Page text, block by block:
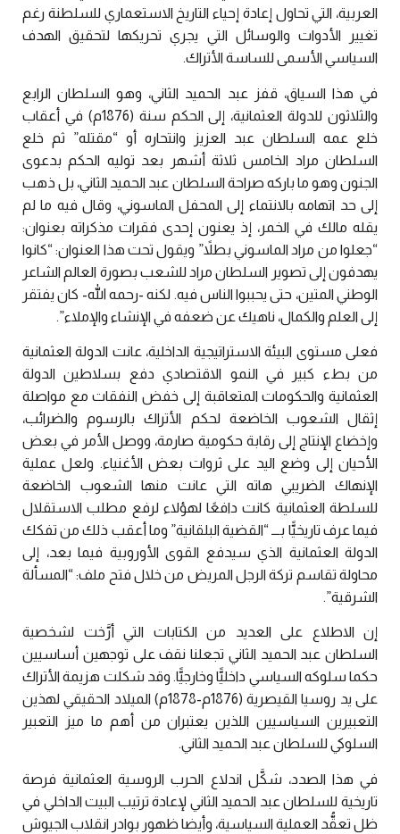
العربية، التي تحاول إعادة إحياء التاريخ الاستعماري للسلطنة رغم
تغيير الأدوات والوسائل التي يجري تحريكها لتحقيق الهدف
السياسي الأسمى للساسة الأتراك.
في هذا السياق، قفز عبد الحميد الثاني، وهو السلطان الرابع
والثلاثون للدولة العثمانية، إلى الحكم سنة (1876م) في أعقاب
خلع عمه السلطان عبد العزيز وانتحاره أو “مقتله” ثم خلع
السلطان مراد الخامس ثلاثة أشهر بعد توليه الحكم بدعوى
الجنون وهو ما باركه صراحة السلطان عبد الحميد الثاني، بل ذهب
إلى حد اتهامه بالانتماء إلى المحفل الماسوني، وقال فيه ما لم
يقله مالك في الخمر، إذ يعنون إحدى فقرات مذكراته بعنوان:
“جعلوا من مراد الماسوني بطلاً” ويقول تحت هذا العنوان: “كانوا
يهدفون إلى تصوير السلطان مراد للشعب بصورة العالم الشاعر
الوطني المتين، حتى يحببوا الناس فيه. لكنه -رحمه الله- كان يفتقر
إلى العلم والكمال، ناهيك عن ضعفه في الإنشاء والإملاء”.
فعلى مستوى البيئة الاستراتيجية الداخلية، عانت الدولة العثمانية
من بطء كبير في النمو الاقتصادي دفع بسلاطين الدولة
العثمانية والحكومات المتعاقبة إلى خفض النفقات مع مواصلة
إثقال الشعوب الخاضعة لحكم الأتراك بالرسوم والضرائب،
وإخضاع الإنتاج إلى رقابة حكومية صارمة، ووصل الأمر في بعض
الأحيان إلى وضع اليد على ثروات بعض الأغنياء. ولعل عملية
الإنهاك الضريبي هاته التي عانت منها الشعوب الخاضعة
للسلطة العثمانية كانت دافعًا لهؤلاء لرفع مطلب الاستقلال
فيما عرف تاريخيًّا بـــ “القضية البلقانية” وما أعقب ذلك من تفكك
الدولة العثمانية الذي سيدفع القوى الأوروبية فيما بعد، إلى
محاولة تقاسم تركة الرجل المريض من خلال فتح ملف: “المسألة
الشرقية”.
إن الاطلاع على العديد من الكتابات التي أرَّخت لشخصية
السلطان عبد الحميد الثاني تجعلنا نقف على توجهين أساسيين
حكما سلوكه السياسي داخليًّا وخارجيًّا. وقد شكلت هزيمة الأتراك
على يد روسيا القيصرية (1876م-1878م) الميلاد الحقيقي لهذين
التعبيرين السياسيين اللذين يعتبران من أهم ما ميز التعبير
السلوكي للسلطان عبد الحميد الثاني.
في هذا الصدد، شكَّل اندلاع الحرب الروسية العثمانية فرصة
تاريخية للسلطان عبد الحميد الثاني لإعادة ترتيب البيت الداخلي في
ظل تعقُّد العملية السياسية، وأيضا ظهور بوادر انقلاب الجيوش